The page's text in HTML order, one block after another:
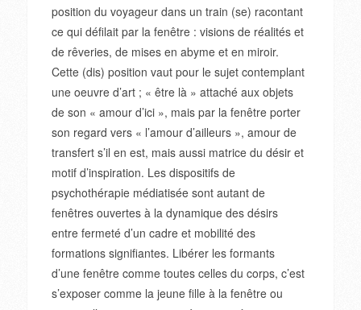
position du voyageur dans un train (se) racontant
ce qui défilait par la fenêtre : visions de réalités et
de rêveries, de mises en abyme et en miroir.
Cette (dis) position vaut pour le sujet contemplant
une oeuvre d’art ; « être là » attaché aux objets
de son « amour d’ici », mais par la fenêtre porter
son regard vers « l’amour d’ailleurs », amour de
transfert s’il en est, mais aussi matrice du désir et
motif d’inspiration. Les dispositifs de
psychothérapie médiatisée sont autant de
fenêtres ouvertes à la dynamique des désirs
entre fermeté d’un cadre et mobilité des
formations signifiantes. Libérer les formants
d’une fenêtre comme toutes celles du corps, c’est
s’exposer comme la jeune fille à la fenêtre ou